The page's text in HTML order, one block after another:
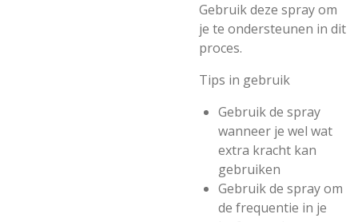
Gebruik deze spray om
je te ondersteunen in dit
proces.
Tips in gebruik
Gebruik de spray
wanneer je wel wat
extra kracht kan
gebruiken
Gebruik de spray om
de frequentie in je